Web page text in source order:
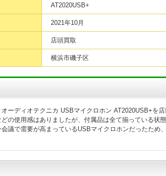
AT2020USB+
2021年10月
店頭買取
横浜市磯子区
ーディオテクニカ USBマイクロホン AT2020USB+を
の使用感はありましたが、付属品は全て揃っている状態
議で需要が高まっているUSBマイクロホンだったため